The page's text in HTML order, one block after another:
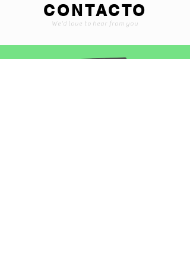
CONTACTO
We'd love to hear from you